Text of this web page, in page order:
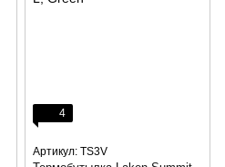
4
Артикул: TS3V